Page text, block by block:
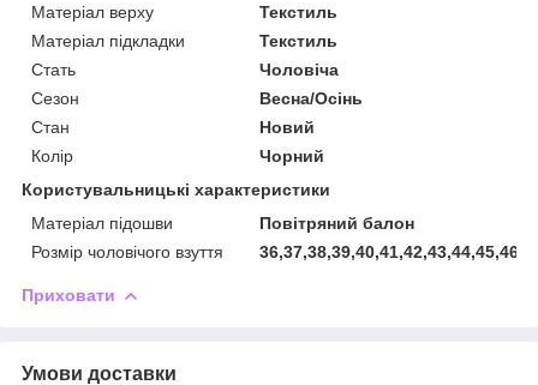
Матеріал верху
Текстиль
Матеріал підкладки
Текстиль
Стать
Чоловіча
Сезон
Весна/Осінь
Стан
Новий
Колір
Чорний
Користувальницькі характеристики
Матеріал підошви
Повітряний балон
Розмір чоловічого взуття
36,37,38,39,40,41,42,43,44,45,46
Приховати
Умови доставки